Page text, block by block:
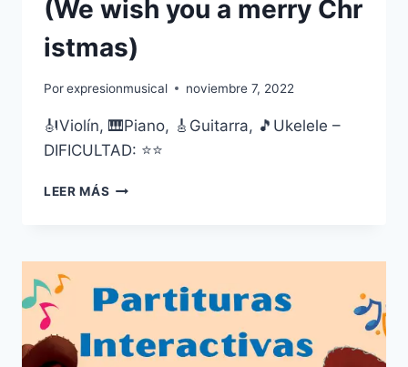
(We wish you a merry Chr
istmas)
Porexpresionmusical noviembre 7, 2022
🎻Violín, 🎹Piano, 🎸Guitarra, 🎵Ukelele –
DIFICULTAD: ⭐⭐
LEER MÁS FELIZ
(WE WISH YOU A MERRY CHRISTMAS)